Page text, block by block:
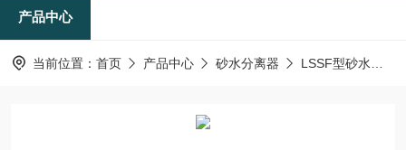
产品中心
当前位置： 首页 产品中心 砂水分离器 LSSF型砂水分离器